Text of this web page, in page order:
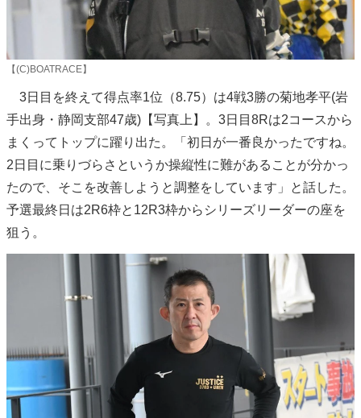
【(C)BOATRACE】
3日目を終えて得点率1位（8.75）は4戦3勝の菊地孝平(岩
手出身・静岡支部47歳)【写真上】。3日目8Rは2コースから
まくってトップに躍り出た。「初日が一番良かったですね。
2日目に乗りづらさというか操縦性に難があることが分かっ
たので、そこを改善しようと調整をしています」と話した。
予選最終日は2R6枠と12R3枠からシリーズリーダーの座を
狙う。